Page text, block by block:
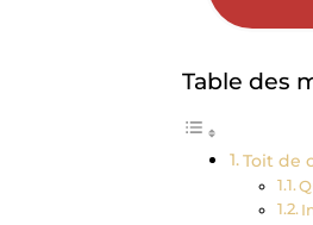
Table des
Toit de